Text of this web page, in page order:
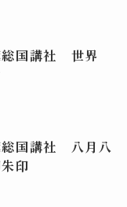
総国講社 世界
総国講社 八月八
印